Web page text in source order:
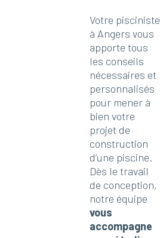
Votre pisciniste
à Angers vous
apporte tous
les conseils
nécessaires et
personnalisés
pour mener à
bien votre
projet de
construction
d’une piscine.
Dès le travail
de conception,
notre équipe
vous
accompagne